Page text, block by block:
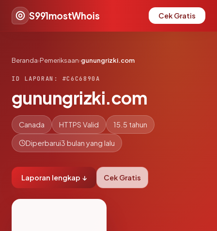
S991mostWhois Cek Gratis
Beranda›Pemeriksaan›gunungrizki.com
ID LAPORAN: #C6C6890A
gunungrizki.com
Canada HTTPS Valid 15.5 tahun
Diperbarui3 bulan yang lalu
Laporan lengkap ↓ Cek Gratis